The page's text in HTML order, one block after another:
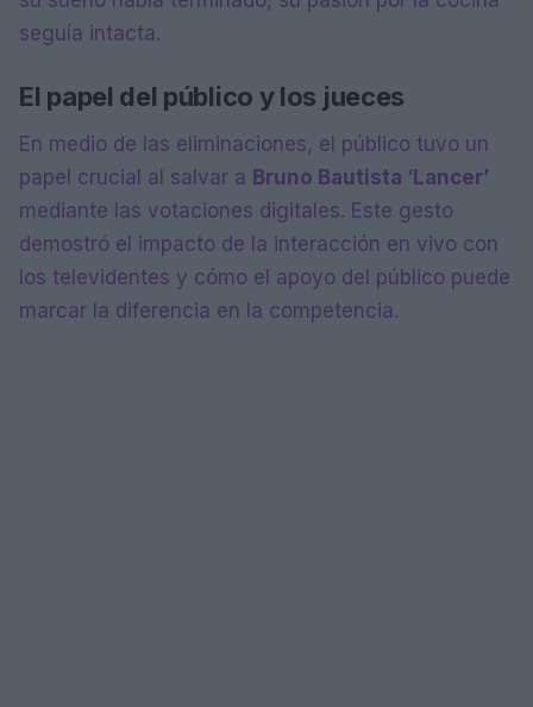
seguía intacta.
El papel del público y los jueces
En medio de las eliminaciones, el público tuvo un
papel crucial al salvar a Bruno Bautista ‘Lancer’
mediante las votaciones digitales. Este gesto
demostró el impacto de la interacción en vivo con
los televidentes y cómo el apoyo del público puede
marcar la diferencia en la competencia.